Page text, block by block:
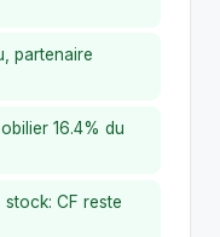
partenaire
16.4% du
CF reste